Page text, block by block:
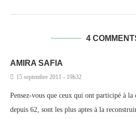
4
AMIRA SAFIA
15 septembre 2011 - 19h32
Pensez-vous que ceux qui ont participé à
depuis 62, sont les plus aptes à la